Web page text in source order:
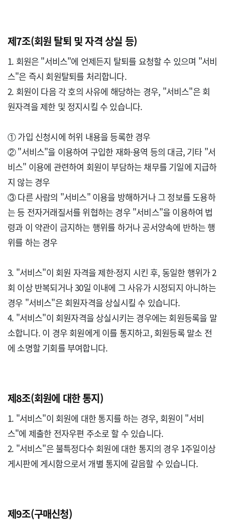
제7조(회원 탈퇴 및 자격 상실 등)
1. 회원은 "서비스"에 언제든지 탈퇴를 요청할 수 있으며 "서비
스"은 즉시 회원탈퇴를 처리합니다.
2. 회원이 다음 각 호의 사유에 해당하는 경우, "서비스"은 회
원자격을 제한 및 정지시킬 수 있습니다.
① 가입 신청시에 허위 내용을 등록한 경우
② "서비스"을 이용하여 구입한 재화·용역 등의 대금, 기타 "서
비스" 이용에 관련하여 회원이 부담하는 채무를 기일에 지급하
지 않는 경우
③ 다른 사람의 "서비스" 이용을 방해하거나 그 정보를 도용하
는 등 전자거래질서를 위협하는 경우 "서비스"을 이용하여 법
령과 이 약관이 금지하는 행위를 하거나 공서양속에 반하는 행
위를 하는 경우
3. "서비스"이 회원 자격을 제한·정지 시킨 후, 동일한 행위가 2
회 이상 반복되거나 30일 이내에 그 사유가 시정되지 아니하는
경우 "서비스"은 회원자격을 상실시킬 수 있습니다.
4. "서비스"이 회원자격을 상실시키는 경우에는 회원등록을 말
소합니다. 이 경우 회원에게 이를 통지하고, 회원등록 말소 전
에 소명할 기회를 부여합니다.
제8조(회원에 대한 통지)
1. "서비스"이 회원에 대한 통지를 하는 경우, 회원이 "서비
스"에 제출한 전자우편 주소로 할 수 있습니다.
2. "서비스"은 불특정다수 회원에 대한 통지의 경우 1주일이상
게시판에 게시함으로서 개별 통지에 갈음할 수 있습니다.
제9조(구매신청)